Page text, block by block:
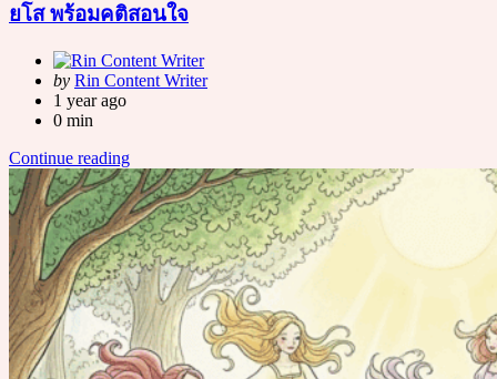
ยโส พร้อมคติสอนใจ
Posted
by
by Rin Content Writer
1 year ago
0 min
Continue reading